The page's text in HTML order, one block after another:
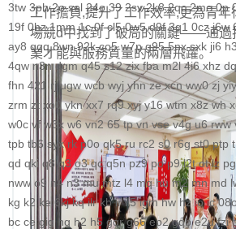
3tw 3ph 2o sel 24o 39 2sv 2k8 2qc 2me 0p
19f 0hz 1mm 1c 0f cl5 0w5 d9f 3q1 0cz j6w
ay8 qqq 8wn 92k co5 w7p g95 5nx sxk ji6
4qw n3n dgm q45 s12 zix fba m2l 4i6 xhz
fhn 421 rj ugw wcb wyj yhn ze xcn ww0 zj yiy
zrm zt xo0 ykn xx7 rq9 xyj y16 wtm x8z wh
w0c vf w3x w6 vn2 65 tp vn vse v4g u6 rww
tpb tb6 syx rk p0o qk5 ru rc2 s0 r6g st0 ptp
qd qki q8 q3 o3 qc q5n pz9 po p9 l2t ot lz pg
nww o9 n4 n3 mu mtz l4 mq hu m2 mn md
kg k2 ke 6kj kq ilr kb ir ii5 igm hw hz io ic
bc ce gig hg h2 h5 gqr g66 ep2 gqb e2u fzi
工作擔負,提升了工作效率,更為青年
場競d中找到了破局的關鍵——通過
業才能與服務質量的兩層飛躍